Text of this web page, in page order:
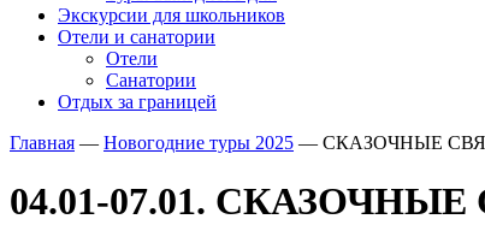
Экскурсии для школьников
Отели и санатории
Отели
Санатории
Отдых за границей
Главная — Новогодние туры 2025 — СКАЗОЧНЫЕ
04.01-07.01.